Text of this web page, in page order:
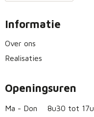
Informatie
Over ons
Realisaties
Openingsuren
Ma - Don
8u30 tot 17u